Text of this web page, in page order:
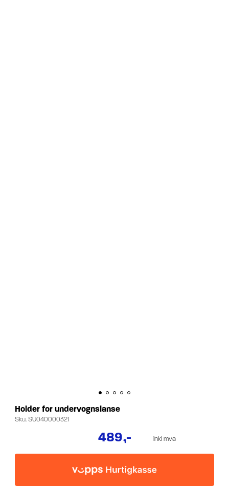
Holder for undervognslanse
Sku.SU040000321
489,- inkl mva